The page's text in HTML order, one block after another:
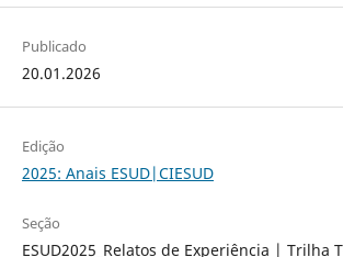
Publicado
20.01.2026
Edição
2025: Anais ESUD|CIESUD
Seção
ESUD2025_Relatos de Experiência | Trilha